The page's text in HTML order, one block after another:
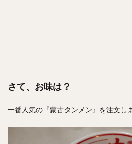
さて、お味は？
一番人気の『蒙古タンメン』を注文し